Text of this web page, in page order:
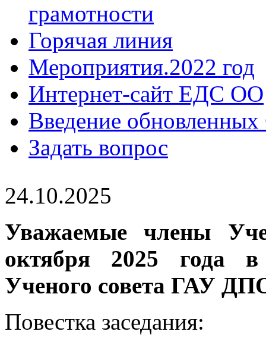
грамотности
Горячая линия
Мероприятия.2022 год
Интернет-сайт ЕДС ОО
Введение
Задать вопрос
24.10.2025
Уважаемые члены
октября 2025 года в
Ученого совета ГАУ
Повестка заседания: